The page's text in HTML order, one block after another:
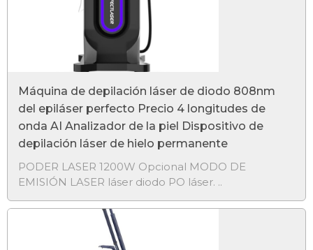
Máquina de depilación láser de diodo 808nm
del epiláser perfecto Precio 4 longitudes de
onda AI Analizador de la piel Dispositivo de
depilación láser de hielo permanente
PODER LASER 1200W Opcional MODO DE
EMISIÓN LASER láser diodo PO láser. ..